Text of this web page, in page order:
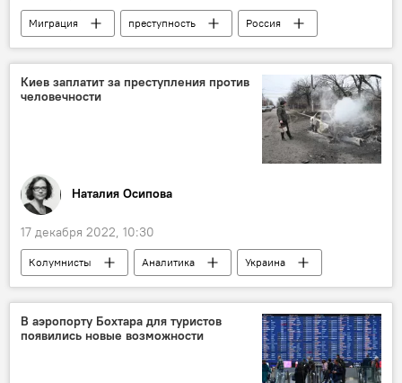
Миграция преступность
Россия
Новости мигрантов из Центральной Азии в России
Киев заплатит за преступления против
человечности
Наталия Осипова
17 декабря 2022, 10:30
Колумнисты Аналитика
Украина
Общество
Спецоперация России по защите Донбасса: последние новости
Мир
В аэропорту Бохтара для туристов
появились новые возможности